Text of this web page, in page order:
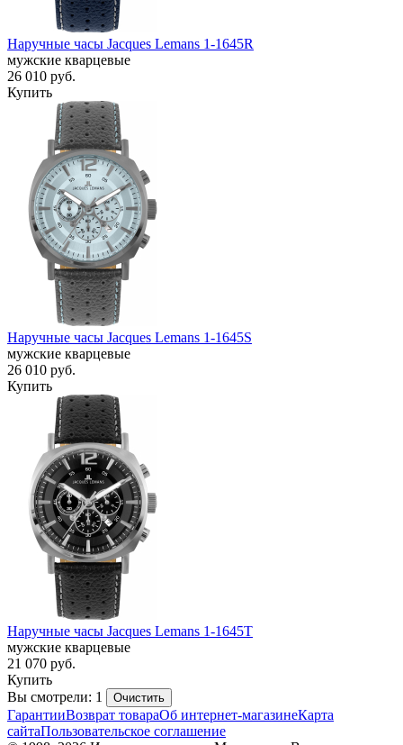
Наручные часы Jacques Lemans 1-1645R
мужские кварцевые
26 010 руб.
Купить
Наручные часы Jacques Lemans 1-1645S
мужские кварцевые
26 010 руб.
Купить
Наручные часы Jacques Lemans 1-1645T
мужские кварцевые
21 070 руб.
Купить
Вы смотрели: 1
Очистить
ГарантииВозврат товараОб интернет-магазинеКарта
сайтаПользовательское соглашение